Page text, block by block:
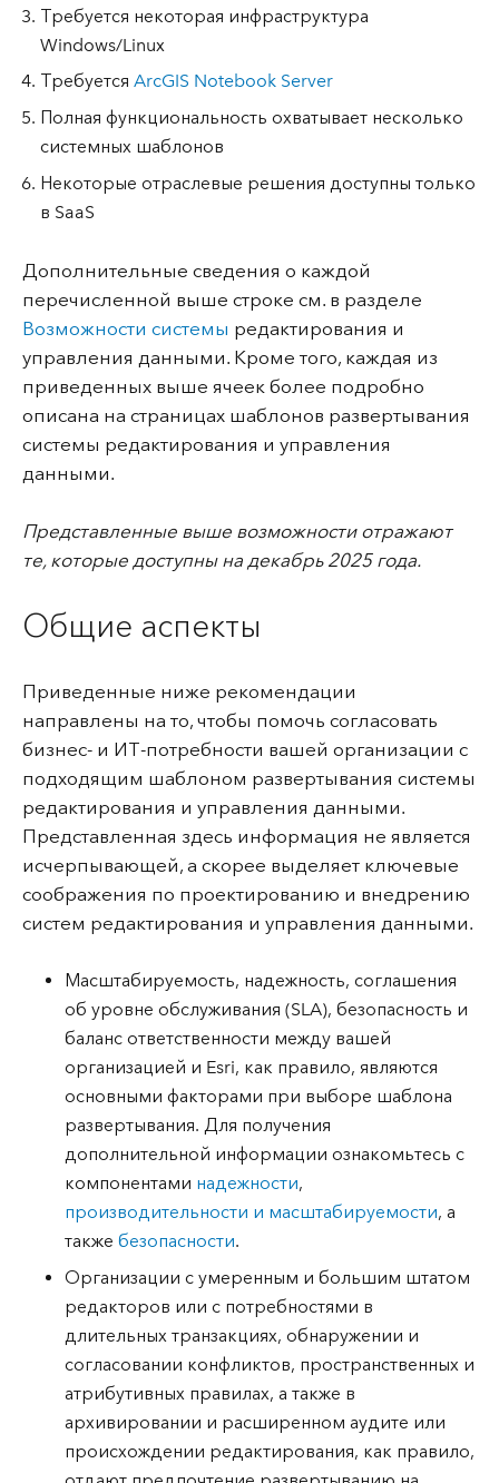
Требуется некоторая инфраструктура
Windows/Linux
Требуется ArcGIS Notebook Server
Полная функциональность охватывает несколько
системных шаблонов
Некоторые отраслевые решения доступны только
в SaaS
Дополнительные сведения о каждой
перечисленной выше строке см. в разделе
Возможности системы редактирования и
управления данными. Кроме того, каждая из
приведенных выше ячеек более подробно
описана на страницах шаблонов развертывания
системы редактирования и управления
данными.
Представленные выше возможности отражают
те, которые доступны на декабрь 2025 года.
Общие аспекты
Приведенные ниже рекомендации
направлены на то, чтобы помочь согласовать
бизнес- и ИТ-потребности вашей организации с
подходящим шаблоном развертывания системы
редактирования и управления данными.
Представленная здесь информация не является
исчерпывающей, а скорее выделяет ключевые
соображения по проектированию и внедрению
систем редактирования и управления данными.
Масштабируемость, надежность, соглашения
об уровне обслуживания (SLA), безопасность и
баланс ответственности между вашей
организацией и Esri, как правило, являются
основными факторами при выборе шаблона
развертывания. Для получения
дополнительной информации ознакомьтесь с
компонентами надежности,
производительности и масштабируемости, а
такжебезопасности.
Организации с умеренным и большим штатом
редакторов или с потребностями в
длительных транзакциях, обнаружении и
согласовании конфликтов, пространственных и
атрибутивных правилах, а также в
архивировании и расширенном аудите или
происхождении редактирования, как правило,